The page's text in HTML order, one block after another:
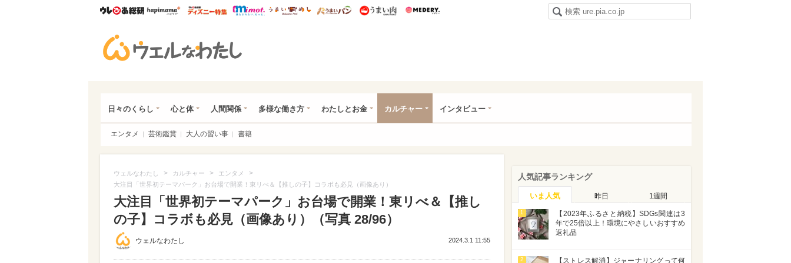
ウレぴあ総研ハピママ* ウレぴあ総研 ディズニー特集
mimot. うまいめし うまいパン うまい肉
日々のくらし 心と体 人間関係 多様な働き方 わたしとお金 カルチャー インタビュー
エンタメ 芸術鑑賞 大人の習い事 書籍
ウェルなわたし > カルチャー > エンタメ >
大注目「世界初テーマパーク」お台場で開業！東リべ＆【推しの子】コラボも必見（画像あり）
大注目「世界初テーマパーク」お台場で開業！東リべ＆【推し
の子】コラボも必見（画像あり）（写真 28/96）
ウェルなわたし 2024.3.1 11:55
人気記事ランキング
いま人気 昨日 1週間
1
【2023年ふるさと納税】SDGs関連は3
年で25倍以上！環境にやさしいおすすめ
返礼品
2 【ストレス解消】ジャーナリングって何